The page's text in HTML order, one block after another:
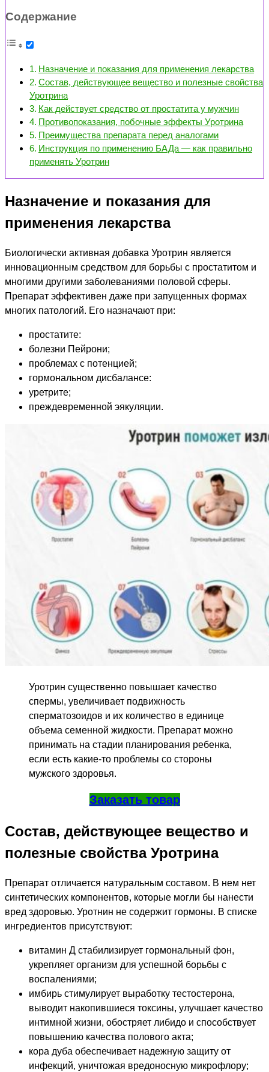
Содержание
Назначение и показания для применения лекарства
Состав, действующее вещество и полезные свойства
Уротрина
Как действует средство от простатита у мужчин
Противопоказания, побочные эффекты Уротрина
Преимущества препарата перед аналогами
Инструкция по применению БАДа — как правильно
применять Уротрин
Назначение и показания для
применения лекарства
Биологически активная добавка Уротрин является
инновационным средством для борьбы с простатитом и
многими другими заболеваниями половой сферы.
Препарат эффективен даже при запущенных формах
многих патологий. Его назначают при:
простатите:
болезни Пейрони;
проблемах с потенцией;
гормональном дисбалансе:
уретрите;
преждевременной эякуляции.
Уротрин существенно повышает качество
спермы, увеличивает подвижность
сперматозоидов и их количество в единице
объема семенной жидкости. Препарат можно
принимать на стадии планирования ребенка,
если есть какие-то проблемы со стороны
мужского здоровья.
Заказать товар
Состав, действующее вещество и
полезные свойства Уротрина
Препарат отличается натуральным составом. В нем нет
синтетических компонентов, которые могли бы нанести
вред здоровью. Уротнин не содержит гормоны. В списке
ингредиентов присутствуют:
витамин Д стабилизирует гормональный фон,
укрепляет организм для успешной борьбы с
воспалениями;
имбирь стимулирует выработку тестостерона,
выводит накопившиеся токсины, улучшает качество
интимной жизни, обостряет либидо и способствует
повышению качества полового акта;
кора дуба обеспечивает надежную защиту от
инфекций, уничтожая вредоносную микрофлору;